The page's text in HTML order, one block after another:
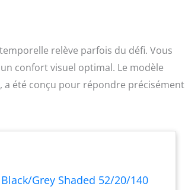
relève parfois du défi. Vous
confort visuel optimal. Le modèle
a été conçu pour répondre précisément
Grey Shaded 52/20/140